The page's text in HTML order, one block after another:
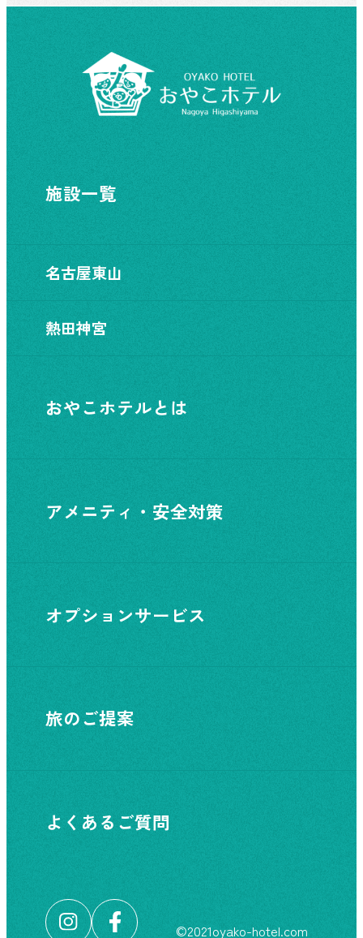
施設一覧
名古屋東山
熱田神宮
おやこホテルとは
アメニティ・安全対策
オプションサービス
旅のご提案
よくあるご質問
©︎2021oyako-hotel.com